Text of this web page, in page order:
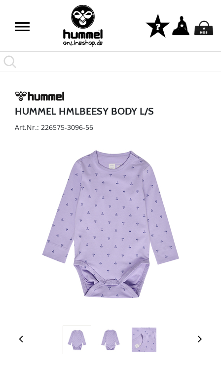
HUMMEL HMLBEESY BODY L/S
Art.Nr.: 226575-3096-56